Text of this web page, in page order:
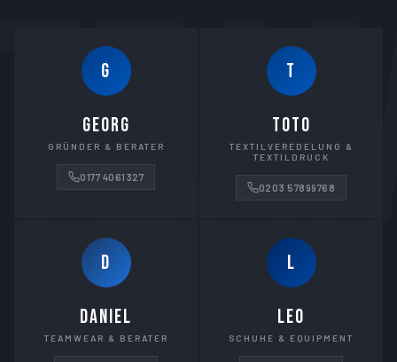
G
GEORG
GRÜNDER & BERATER
0177 4061327
T
TOTO
TEXTILVEREDELUNG &
TEXTILDRUCK
0203 57899768
D
DANIEL
TEAMWEAR & BERATER
L
LEO
SCHUHE & EQUIPMENT